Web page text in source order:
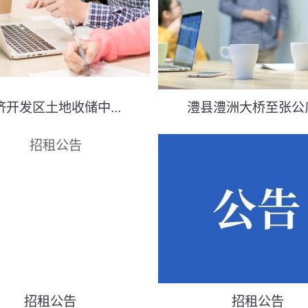
开发区土地收储中... 澧县澧洲大桥至张公
招租公告 招租公告